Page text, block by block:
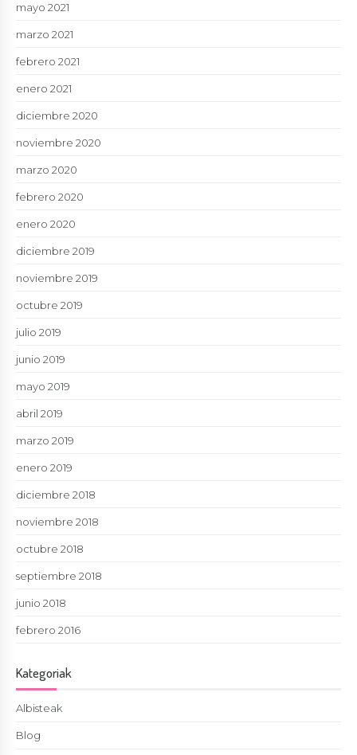
mayo 2021
marzo 2021
febrero 2021
enero 2021
diciembre 2020
noviembre 2020
marzo 2020
febrero 2020
enero 2020
diciembre 2019
noviembre 2019
octubre 2019
julio 2019
junio 2019
mayo 2019
abril 2019
marzo 2019
enero 2019
diciembre 2018
noviembre 2018
octubre 2018
septiembre 2018
junio 2018
febrero 2016
Kategoriak
Albisteak
Blog